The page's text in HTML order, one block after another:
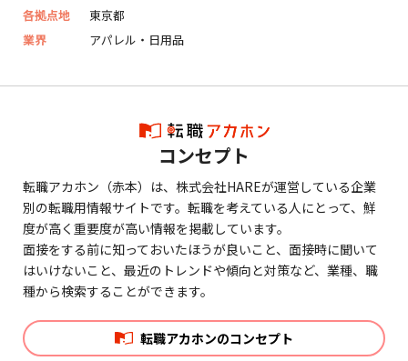
各拠点地
東京都
業界
アパレル・日用品
コンセプト
転職アカホン（赤本）は、株式会社HAREが運営している企業
別の転職用情報サイトです。転職を考えている人にとって、鮮
度が高く重要度が高い情報を掲載しています。
面接をする前に知っておいたほうが良いこと、面接時に聞いて
はいけないこと、最近のトレンドや傾向と対策など、業種、職
種から検索することができます。
転職アカホンのコンセプト